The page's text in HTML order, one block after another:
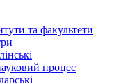
та факультети
процес